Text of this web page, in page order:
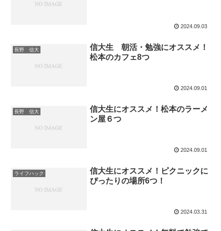
2024.09.03
長野 信大
信大生 朝活・勉強にオススメ！
松本のカフェ8つ
2024.09.01
長野 信大
信大生にオススメ！松本のラーメ
ン屋６つ
2024.09.01
ライフハック
信大生にオススメ！ピクニックに
ぴったりの場所6つ！
2024.03.31